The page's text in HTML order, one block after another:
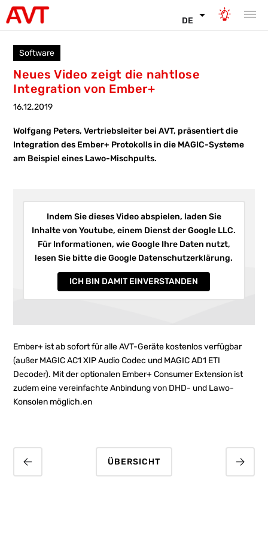
DE
Software
Neues Video zeigt die nahtlose
Integration von Ember+
16.12.2019
Wolfgang Peters, Vertriebsleiter bei AVT, präsentiert die
Integration des Ember+ Protokolls in die MAGIC-Systeme
am Beispiel eines Lawo-Mischpults.
Indem Sie dieses Video abspielen, laden Sie
Inhalte von Youtube, einem Dienst der Google LLC.
Für Informationen, wie Google Ihre Daten nutzt,
lesen Sie bitte die Google Datenschutzerklärung.
ICH BIN DAMIT EINVERSTANDEN
Ember+ ist ab sofort für alle AVT-Geräte kostenlos verfügbar
(außer MAGIC AC1 XIP Audio Codec und MAGIC AD1 ETI
Decoder). Mit der optionalen Ember+ Consumer Extension ist
zudem eine vereinfachte Anbindung von DHD- und Lawo-
Konsolen möglich.en
ÜBERSICHT